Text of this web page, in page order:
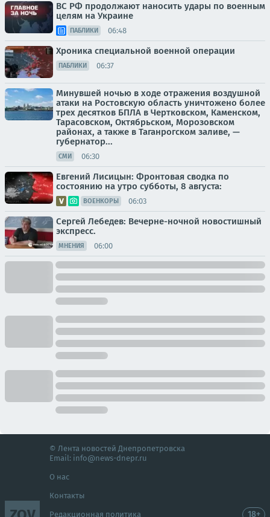
ВС РФ продолжают наносить удары по военным
целям на Украине
ПАБЛИКИ 06:48
Хроника специальной военной операции
ПАБЛИКИ 06:37
Минувшей ночью в ходе отражения воздушной
атаки на Ростовскую область уничтожено более
трех десятков БПЛА в Чертковском, Каменском,
Тарасовском, Октябрьском, Морозовском
районах, а также в Таганрогском заливе, —
губернатор...
СМИ 06:30
Евгений Лисицын: Фронтовая сводка по
состоянию на утро субботы, 8 августа:
ВОЕНКОРЫ 06:03
Сергей Лебедев: Вечерне-ночной новостишный
экспресс.
МНЕНИЯ 06:00
© Лента новостей Днепропетровска
Email: info@news-dnepr.ru
О нас
Контакты
Редакционная политика 18+